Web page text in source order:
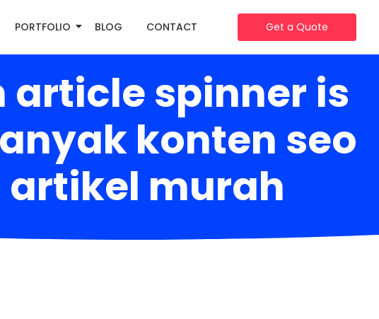
PORTFOLIO BLOG CONTACT Get a Quote
spinner is
konten seo
murah